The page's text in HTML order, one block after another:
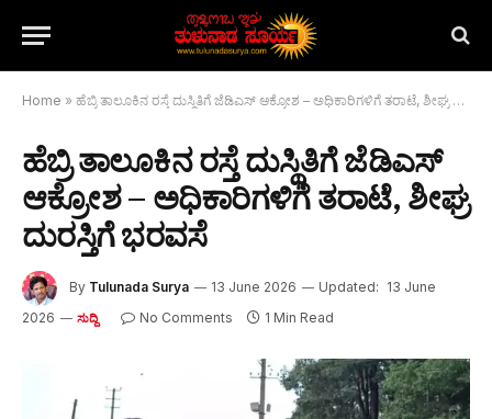
Home » ಹೆಬ್ರಿ ತಾಲೂಕಿನ ರಸ್ತೆ ದುಸ್ಥಿತಿಗೆ ಜೆಡಿಎಸ್ ಆಕ್ರೋಶ – ಅಧಿಕಾರಿಗಳಿಗೆ ತರಾಟೆ, ಶೀಘ್ರ ದುರಸ್ತಿಗೆ ಭರವಸೆ
ಹೆಬ್ರಿ ತಾಲೂಕಿನ ರಸ್ತೆ ದುಸ್ಥಿತಿಗೆ ಜೆಡಿಎಸ್
ಆಕ್ರೋಶ – ಅಧಿಕಾರಿಗಳಿಗೆ ತರಾಟೆ, ಶೀಘ್ರ
ದುರಸ್ತಿಗೆ ಭರವಸೆ
By Tulunada Surya 13 June 2026 Updated: 13 June
2026
ಸುದ್ದಿ No Comments 1 Min Read